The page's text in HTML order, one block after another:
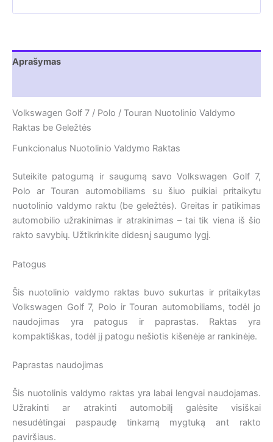
Aprašymas
Volkswagen Golf 7 / Polo / Touran Nuotolinio Valdymo
Raktas be Geležtės
Funkcionalus Nuotolinio Valdymo Raktas
Suteikite patogumą ir saugumą savo Volkswagen Golf 7,
Polo ar Touran automobiliams su šiuo puikiai pritaikytu
nuotolinio valdymo raktu (be geležtės). Greitas ir patikimas
automobilio užrakinimas ir atrakinimas – tai tik viena iš šio
rakto savybių. Užtikrinkite didesnį saugumo lygį.
Patogus
Šis nuotolinio valdymo raktas buvo sukurtas ir pritaikytas
Volkswagen Golf 7, Polo ir Touran automobiliams, todėl jo
naudojimas yra patogus ir paprastas. Raktas yra
kompaktiškas, todėl jį patogu nešiotis kišenėje ar rankinėje.
Paprastas naudojimas
Šis nuotolinis valdymo raktas yra labai lengvai naudojamas.
Užrakinti ar atrakinti automobilį galėsite visiškai
nesudėtingai paspaudę tinkamą mygtuką ant rakto
paviršiaus.